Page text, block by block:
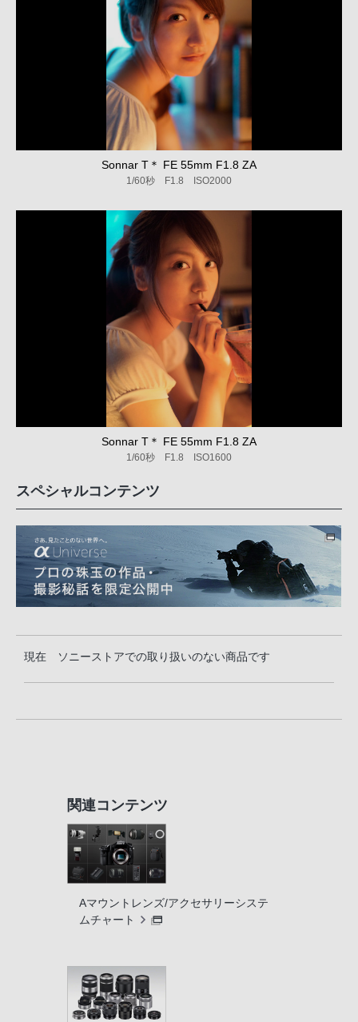
Sonnar T＊ FE 55mm F1.8 ZA
1/60秒 F1.8 ISO2000
Sonnar T＊ FE 55mm F1.8 ZA
1/60秒 F1.8 ISO1600
スペシャルコンテンツ
現在 ソニーストアでの取り扱いのない商品です
関連コンテンツ
Aマウントレンズ/アクセサリーシステ
ムチャート